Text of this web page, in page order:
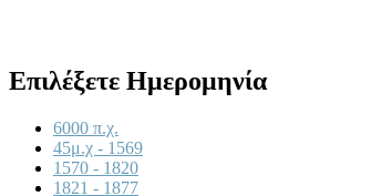
Επιλέξετε Ημερομηνία
6000 π.χ.
45μ.χ - 1569
1570 - 1820
1821 - 1877